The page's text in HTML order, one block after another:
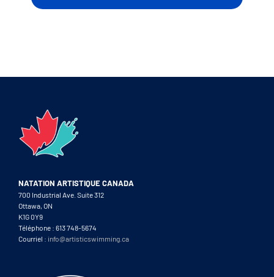
NATATION ARTISTIQUE CANADA
700 Industrial Ave. Suite 312
Ottawa, ON
K1G 0Y9
Téléphone : 613 748-5674
Courriel : info@artisticswimming.ca